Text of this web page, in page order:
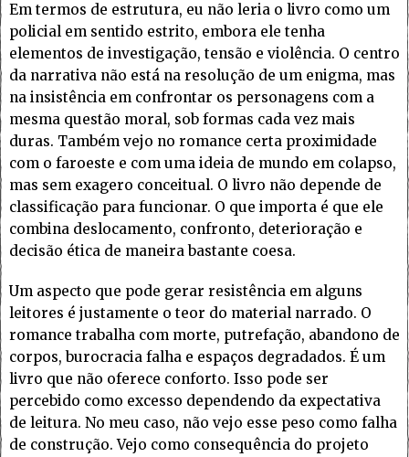
Em termos de estrutura, eu não leria o livro como um
policial em sentido estrito, embora ele tenha
elementos de investigação, tensão e violência. O centro
da narrativa não está na resolução de um enigma, mas
na insistência em confrontar os personagens com a
mesma questão moral, sob formas cada vez mais
duras. Também vejo no romance certa proximidade
com o faroeste e com uma ideia de mundo em colapso,
mas sem exagero conceitual. O livro não depende de
classificação para funcionar. O que importa é que ele
combina deslocamento, confronto, deterioração e
decisão ética de maneira bastante coesa.
Um aspecto que pode gerar resistência em alguns
leitores é justamente o teor do material narrado. O
romance trabalha com morte, putrefação, abandono de
corpos, burocracia falha e espaços degradados. É um
livro que não oferece conforto. Isso pode ser
percebido como excesso dependendo da expectativa
de leitura. No meu caso, não vejo esse peso como falha
de construção. Vejo como consequência do projeto